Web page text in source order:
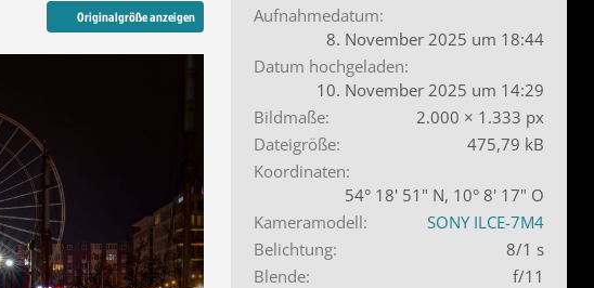
Originalgröße anzeigen
Aufnahmedatum
8. November 2025 um 18:44
Datum hochgeladen
10. November 2025 um 14:29
Bildmaße
2.000 × 1.333 px
Dateigröße
475,79 kB
Koordinaten
54° 18' 51" N, 10° 8' 17" O
Kameramodell
SONY ILCE-7M4
Belichtung
8/1 s
Blende
f/11